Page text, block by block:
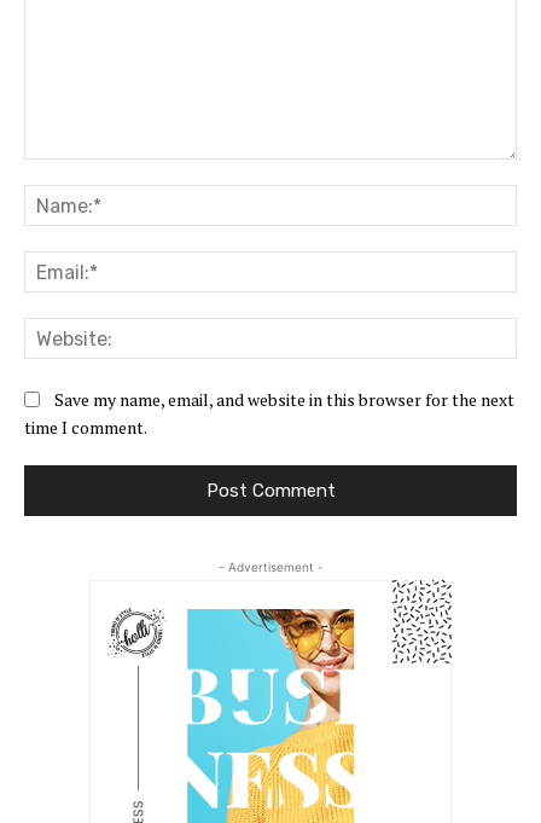
Save my name, email, and website in this browser for the next
time I comment.
- Advertisement -